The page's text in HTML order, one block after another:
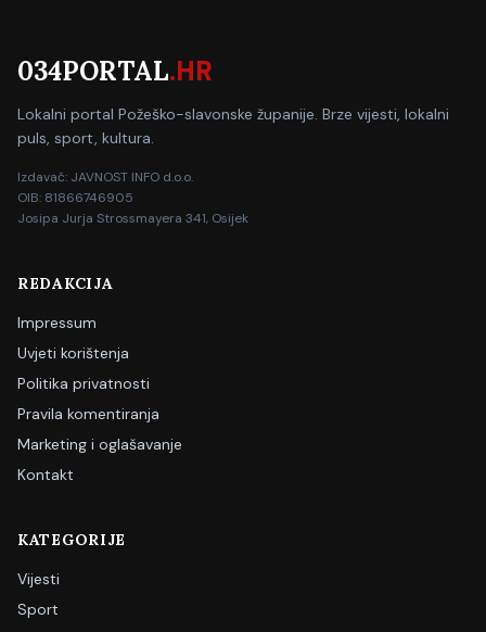
034PORTAL.HR
Lokalni portal Požeško-slavonske županije. Brze vijesti, lokalni
puls, sport, kultura.
Izdavač: JAVNOST INFO d.o.o.
OIB: 81866746905
Josipa Jurja Strossmayera 341, Osijek
REDAKCIJA
Impressum
Uvjeti korištenja
Politika privatnosti
Pravila komentiranja
Marketing i oglašavanje
Kontakt
KATEGORIJE
Vijesti
Sport